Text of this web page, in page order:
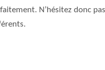
N’hésitez donc